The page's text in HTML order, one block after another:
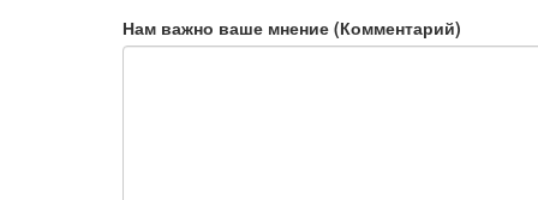
Нам важно ваше мнение (Комментарий)